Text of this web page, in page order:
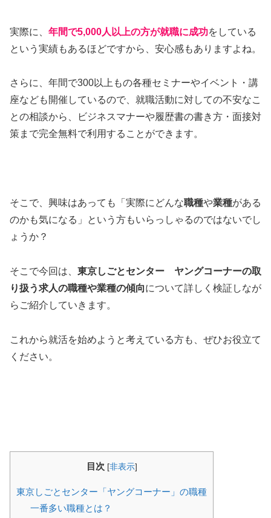
実際に、 年間で5,000人以上の方が就職に成功をしている
という実績もあるほどですから、安心感もありますよね。
さらに、年間で300以上もの各種セミナーやイベント・講
座なども開催しているので、就職活動に対しての不安なこ
との相談から、ビジネスマナーや履歴書の書き方・面接対
策まで完全無料で利用することができます。
そこで、興味はあっても「実際にどんな職種や業種がある
のかも気になる」という方もいらっしゃるのではないでし
ょうか？
そこで今回は、 東京しごとセンター ヤングコーナーの取
り扱う求人の職種や業種の傾向について詳しく検証しなが
らご紹介していきます。
これから就活を始めようと考えている方も、ぜひお役立て
ください。
目次 [非表示]
東京しごとセンター「ヤングコーナー」の職種
一番多い職種とは？